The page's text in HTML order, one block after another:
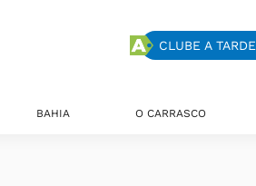
CLUBE A TARDE
BAHIA O CARRASCO